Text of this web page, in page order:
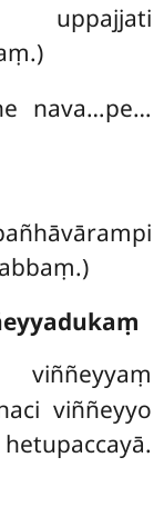
nava…pe…
viññeyyo